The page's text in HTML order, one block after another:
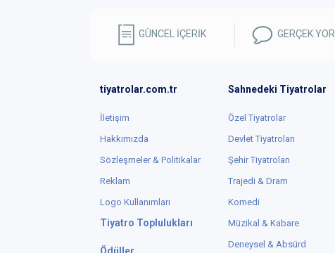
GÜNCEL İÇERİK GERÇEK
tiyatrolar.com.tr
İletişim
Hakkımızda
Sözleşmeler & Politikalar
Reklam
Logo Kullanımları
Tiyatro Toplulukları
Sahnedeki Tiyatrolar
Özel Tiyatrolar
Devlet Tiyatroları
Şehir Tiyatroları
Trajedi & Dram
Komedi
Müzikal & Kabare
Deneysel & Absürd